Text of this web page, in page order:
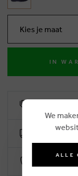
Kies je maat
IN
Kostenlose
We
ALLE